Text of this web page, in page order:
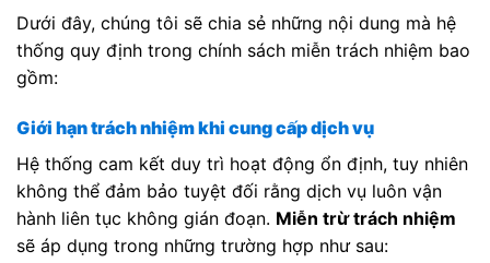
Dưới đây, chúng tôi sẽ chia sẻ những nội dung mà hệ
thống quy định trong chính sách miễn trách nhiệm bao
gồm:
Giới hạn trách nhiệm khi cung cấp dịch vụ
Hệ thống cam kết duy trì hoạt động ổn định, tuy nhiên
không thể đảm bảo tuyệt đối rằng dịch vụ luôn vận
hành liên tục không gián đoạn. Miễn trừ trách nhiệm
sẽ áp dụng trong những trường hợp như sau: